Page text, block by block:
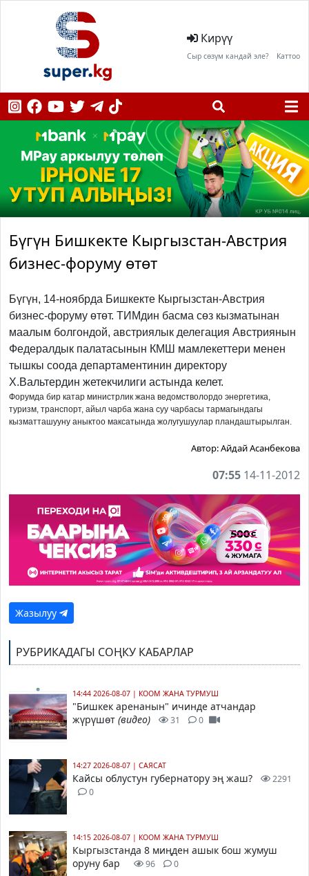
Кирүү
Сыр сөзүм кандай эле? Каттоо
Бүгүн Бишкекте Кыргызстан-Австрия
бизнес-форуму өтөт
Бүгүн, 14-ноябрда Бишкекте Кыргызстан-Австрия
бизнес-форуму өтөт. ТИМдин басма сөз кызматынан
маалым болгондой, австриялык делегация Австриянын
Федералдык палатасынын КМШ мамлекеттери менен
тышкы соода департаментинин директору
Х.Вальтердин жетекчилиги астында келет.
Форумда бир катар министрлик жана ведомстволордо энергетика,
туризм, транспорт, айыл чарба жана суу чарбасы тармагындагы
кызматташууну аныктоо максатында жолугушуулар пландаштырылган.
Автор:Айдай Асанбекова
07:55 14-11-2012
Жазылуу
РУБРИКАДАГЫ СОҢКУ КАБАРЛАР
14:44 2026-08-07 | КООМ ЖАНА ТУРМУШ
"Бишкек аренанын" ичинде атчандар
жүрүшөт(видео) 31 0
14:27 2026-08-07 | САЯСАТ
Кайсы облустун губернатору эң жаш?
2291
0
14:15 2026-08-07 | КООМ ЖАНА ТУРМУШ
Кыргызстанда 8 миңден ашык бош жумуш
оруну бар
96 0